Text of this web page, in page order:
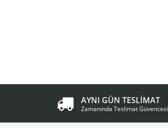
AYNI GÜN TESLİMAT
Zamanında Teslimat Güvencesi